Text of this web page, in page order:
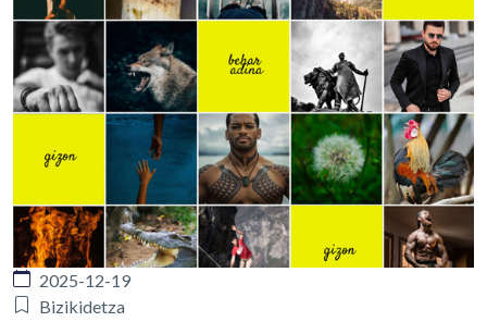
2025-12-19
Bizikidetza